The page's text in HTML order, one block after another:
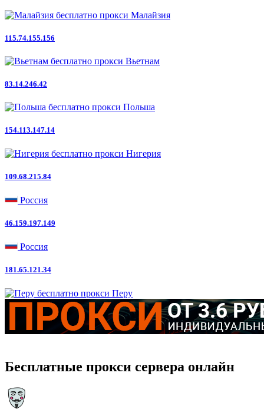
Малайзия
115.74.155.156
Вьетнам
83.14.246.42
Польша
154.113.147.14
Нигерия
109.68.215.84
Россия
46.159.197.149
Россия
181.65.121.34
Перу
Бесплатные прокси сервера онлайн